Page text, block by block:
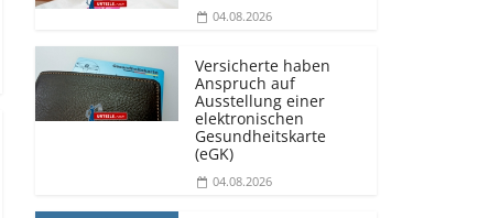
04.08.2026
Versicherte haben
Anspruch auf
Ausstellung einer
elektronischen
Gesundheitskarte
(eGK)
04.08.2026